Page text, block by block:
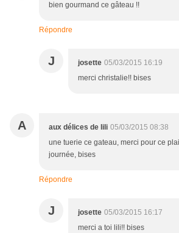
bien gourmand ce gâteau !!
Répondre
J josette 05/03/2015 16:19
merci christalie!! bises
A aux délices de lili 05/03/2015 08:38
une tuerie ce gateau, merci pour ce
journée, bises
Répondre
J josette 05/03/2015 16:17
merci a toi lili!! bises